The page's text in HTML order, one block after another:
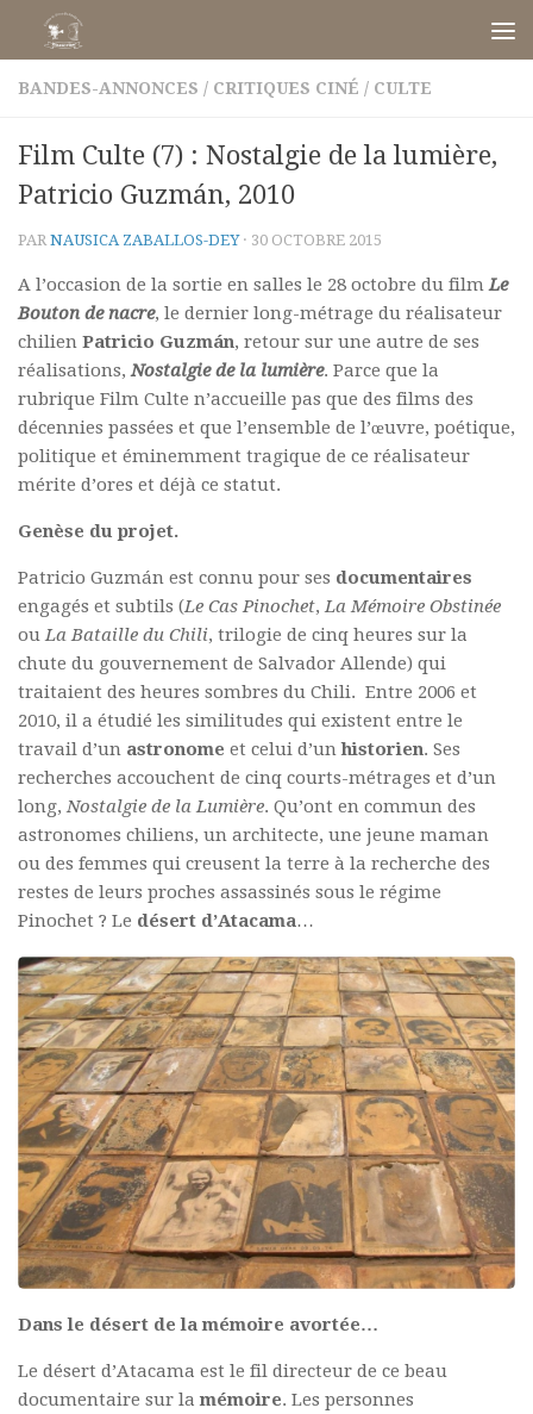
Skip to content
BANDES-ANNONCES / CRITIQUES CINÉ / CULTE
Film Culte (7) : Nostalgie de la lumière,
Patricio Guzmán, 2010
PAR NAUSICA ZABALLOS-DEY · 30 OCTOBRE 2015
A l’occasion de la sortie en salles le 28 octobre du filmLe
Bouton de nacre, le dernier long-métrage du réalisateur
chilien Patricio Guzmán, retour sur une autre de ses
réalisations,Nostalgie de la lumière. Parce que la
rubrique Film Culte n’accueille pas que des films des
décennies passées et que l’ensemble de l’œuvre, poétique,
politique et éminemment tragique de ce réalisateur
mérite d’ores et déjà ce statut.
Genèse du projet.
Patricio Guzmán est connu pour ses documentaires
engagés et subtils (Le Cas Pinochet,La Mémoire Obstinée
ouLa Bataille du Chili, trilogie de cinq heures sur la
chute du gouvernement de Salvador Allende) qui
traitaient des heures sombres du Chili. Entre 2006 et
2010, il a étudié les similitudes qui existent entre le
travail d’un astronome et celui d’unhistorien. Ses
recherches accouchent de cinq courts-métrages et d’un
long,Nostalgie de la Lumière. Qu’ont en commun des
astronomes chiliens, un architecte, une jeune maman
ou des femmes qui creusent la terre à la recherche des
restes de leurs proches assassinés sous le régime
Pinochet ? Le désert d’Atacama…
Dans le désert de la mémoire avortée…
Le désert d’Atacama est le fil directeur de ce beau
documentaire sur lamémoire. Les personnes